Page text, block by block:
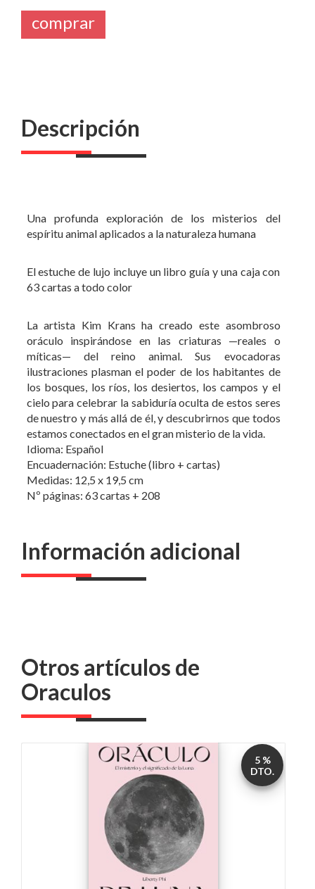
comprar
Descripción
Una profunda exploración de los misterios del
espíritu animal aplicados a la naturaleza humana
El estuche de lujo incluye un libro guía y una caja con
63 cartas a todo color
La artista Kim Krans ha creado este asombroso
oráculo inspirándose en las criaturas —reales o
míticas— del reino animal. Sus evocadoras
ilustraciones plasman el poder de los habitantes de
los bosques, los ríos, los desiertos, los campos y el
cielo para celebrar la sabiduría oculta de estos seres
de nuestro y más allá de él, y descubrirnos que todos
estamos conectados en el gran misterio de la vida.
Idioma: Español
Encuadernación: Estuche (libro + cartas)
Medidas: 12,5 x 19,5 cm
Nº páginas: 63 cartas + 208
Información adicional
Otros artículos de
Oraculos
5 %
DTO.